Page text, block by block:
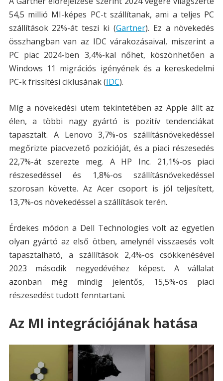
54,5 millió MI-képes PC-t szállítanak, ami a teljes PC
szállítások 22%-át teszi ki​ (Gartner)​. Ez a növekedés
összhangban van az IDC várakozásaival, miszerint a
PC piac 2024-ben 3,4%-kal nőhet, köszönhetően a
Windows 11 migrációs igényének és a kereskedelmi
PC-k frissítési ciklusának​ (IDC)​.
Míg a növekedési ütem tekintetében az Apple állt az
élen, a többi nagy gyártó is pozitív tendenciákat
tapasztalt. A Lenovo 3,7%-os szállításnövekedéssel
megőrizte piacvezető pozícióját, és a piaci részesedés
22,7%-át szerezte meg. A HP Inc. 21,1%-os piaci
részesedéssel és 1,8%-os szállításnövekedéssel
szorosan követte. Az Acer csoport is jól teljesített,
13,7%-os növekedéssel a szállítások terén.
Érdekes módon a Dell Technologies volt az egyetlen
olyan gyártó az első ötben, amelynél visszaesés volt
tapasztalható, a szállítások 2,4%-os csökkenésével
2023 második negyedévéhez képest. A vállalat
azonban még mindig jelentős, 15,5%-os piaci
részesedést tudott fenntartani.
Az MI integrációjának hatása